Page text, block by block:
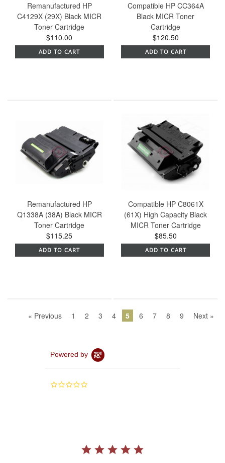
Remanufactured HP
C4129X (29X) Black MICR
Toner Cartridge
$110.00
ADD TO CART
Compatible HP CC364A
Black MICR Toner
Cartridge
$120.50
ADD TO CART
Remanufactured HP
Q1338A (38A) Black MICR
Toner Cartridge
$115.25
ADD TO CART
Compatible HP C8061X
(61X) High Capacity Black
MICR Toner Cartridge
$85.50
ADD TO CART
« Previous 1 2 3 4 5 6 7 8 9 Next »
Powered by
0.0